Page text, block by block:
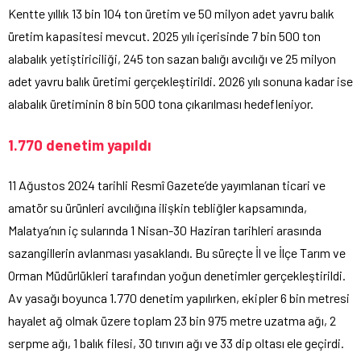
Kentte yıllık 13 bin 104 ton üretim ve 50 milyon adet yavru balık
üretim kapasitesi mevcut. 2025 yılı içerisinde 7 bin 500 ton
alabalık yetiştiriciliği, 245 ton sazan balığı avcılığı ve 25 milyon
adet yavru balık üretimi gerçekleştirildi. 2026 yılı sonuna kadar ise
alabalık üretiminin 8 bin 500 tona çıkarılması hedefleniyor.
1.770 denetim yapıldı
11 Ağustos 2024 tarihli Resmî Gazete’de yayımlanan ticari ve
amatör su ürünleri avcılığına ilişkin tebliğler kapsamında,
Malatya’nın iç sularında 1 Nisan-30 Haziran tarihleri arasında
sazangillerin avlanması yasaklandı. Bu süreçte İl ve İlçe Tarım ve
Orman Müdürlükleri tarafından yoğun denetimler gerçekleştirildi.
Av yasağı boyunca 1.770 denetim yapılırken, ekipler 6 bin metresi
hayalet ağ olmak üzere toplam 23 bin 975 metre uzatma ağı, 2
serpme ağı, 1 balık filesi, 30 tırıvırı ağı ve 33 dip oltası ele geçirdi.